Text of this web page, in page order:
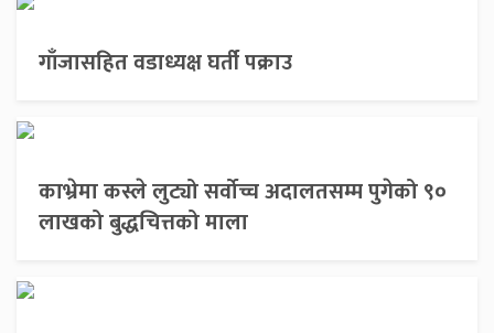
गाँजासहित वडाध्यक्ष घर्ती पक्राउ
काभ्रेमा कस्ले लुट्यो सर्वोच्च अदालतसम्म पुगेको ९०
लाखको बुद्धचित्तको माला